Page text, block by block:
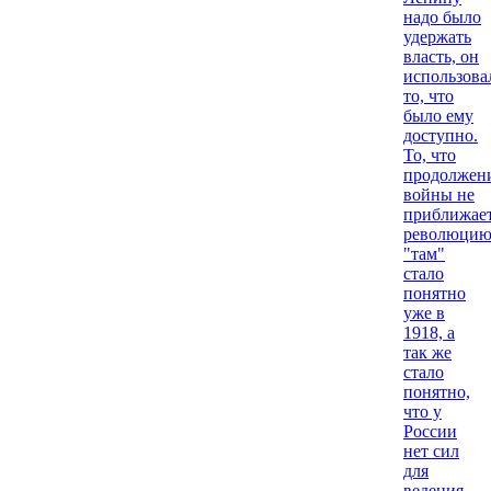
надо было
удержать
власть, он
то, что
было ему
доступно.
То, что
войны не
революцию
"там"
стало
понятно
уже в
1918, а
так же
стало
понятно,
что у
России
нет сил
для